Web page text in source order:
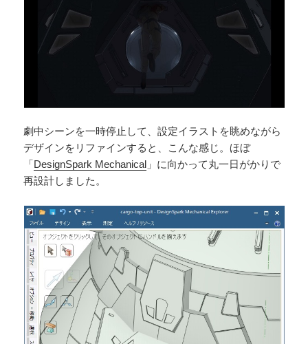
劇中シーンを一時停止して、設定イラストを眺めながら
デザインをリファインすると、こんな感じ。ほぼ
「DesignSpark Mechanical 」に向かって丸一日がかりで
再設計しました。